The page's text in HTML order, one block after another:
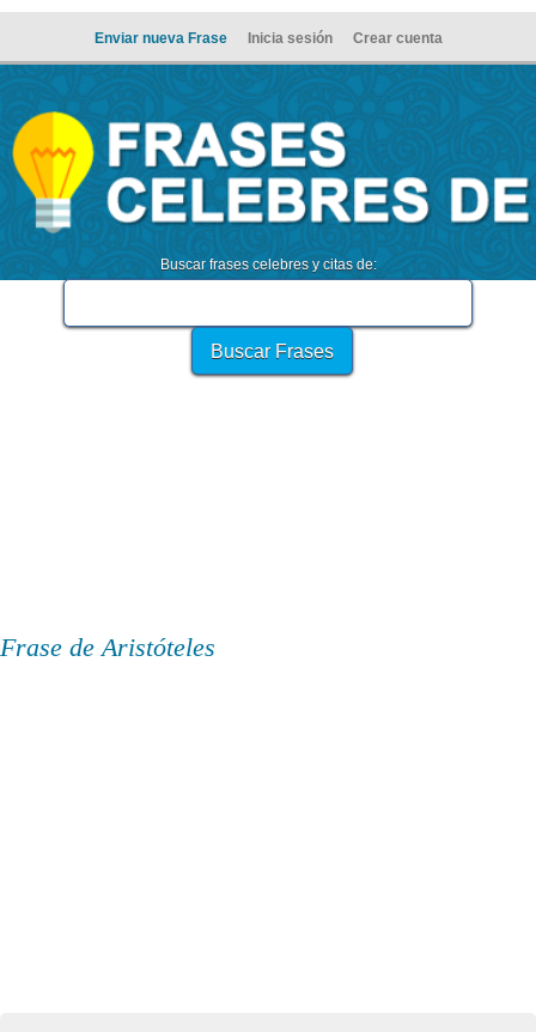
Enviar nueva Frase Inicia sesión Crear cuenta
Buscar frases celebres y citas de:
Frase de Aristóteles